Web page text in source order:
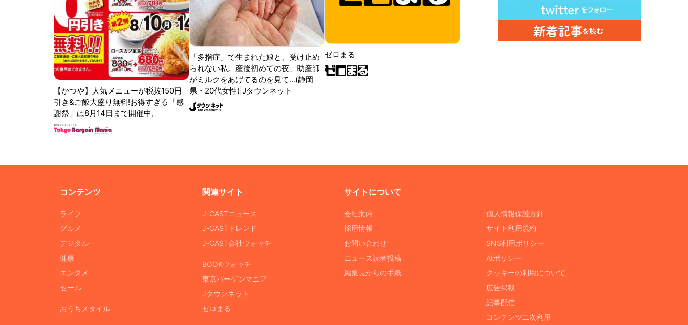
【かつや】人気メニューが税抜150円
引き&ご飯大盛り無料!お得すぎる「感
謝祭」は8月14日まで開催中。
「多指症」で生まれた娘と、受け止め
られない私。産後初めての夜、助産師
がミルクをあげてるのを見て...(静岡
県・20代女性)|Jタウンネット
ゼロまる
コンテンツ
ライフ
グルメ
デジタル
健康
エンタメ
セール
おうちスタイル
関連サイト
J-CASTニュース
J-CASTトレンド
J-CAST会社ウォッチ
BOOKウォッチ
東京バーゲンマニア
Jタウンネット
ゼロまる
サイトについて
会社案内
採用情報
お問い合わせ
ニュース読者投稿
編集長からの手紙
個人情報保護方針
サイト利用規約
SNS利用ポリシー
AIポリシー
クッキーの利用について
広告掲載
記事配信
コンテンツ二次利用